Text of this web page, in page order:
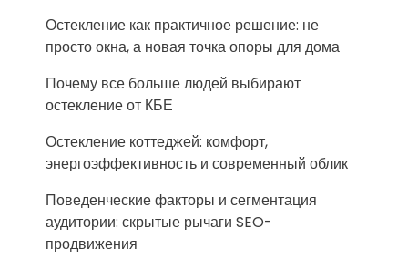
Остекление как практичное решение: не
просто окна, а новая точка опоры для дома
Почему все больше людей выбирают
остекление от КБЕ
Остекление коттеджей: комфорт,
энергоэффективность и современный облик
Поведенческие факторы и сегментация
аудитории: скрытые рычаги SEO-
продвижения